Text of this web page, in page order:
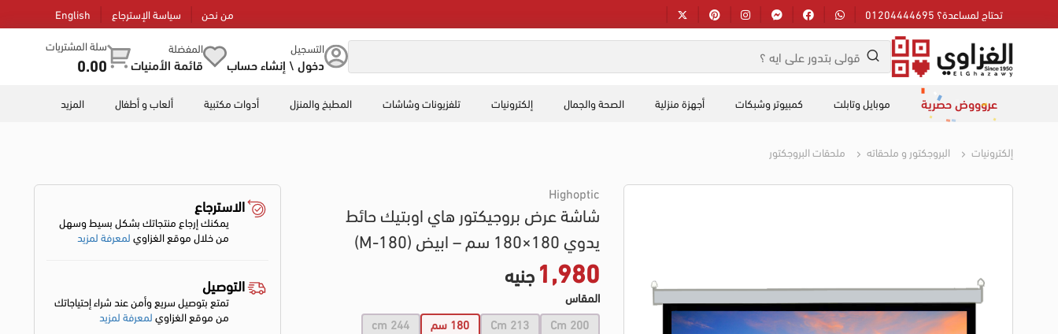
تحتاج لمساعدة؟ 01204444695 من نحن سياسة الإسترجاع English
التسجيل
دخول \ إنشاء حساب
المفضلة
قائمة الأمنيات
سلة المشتريات
0.00
عروووض حصرية موبايل وتابلت كمبيوتر وشبكات أجهزة منزلية الصحة والجمال إلكترونيات تلفزيونات وشاشات المطبخ والمنزل أدوات مكتبية ألعاب و أطفال المزيد
إلكترونيات البروجكتور و ملحقاته ملحقات البروجكتور
Highoptic
شاشة عرض بروجيكتور هاي اوبتيك حائط
يدوي 180×180 سم – ابيض (M-180)
1,980 جنيه
المقاس
200 Cm
213 Cm 180 سم 244 cm
الاسترجاع
يمكنك إرجاع منتجاتك بشكل بسيط وسهل
من خلال موقع الغزاويلمعرفة لمزيد
التوصيل
تمتع بتوصيل سريع وأمن عند شراء إحتياجاتك
من موقع الغزاويلمعرفة لمزيد